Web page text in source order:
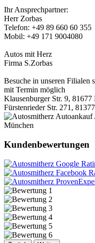
Ihr Ansprechpartner:
Herr Zorbas
Telefon: +49 89 660 60 355
Mobil: +49 171 9004080
Autos mit Herz
Firma S.Zorbas
Besuche in unseren Filialen
mit Termin möglich
Klausenburger Str. 9, 81677
Fürstenrieder Str. 271,
Kundenbewertungen